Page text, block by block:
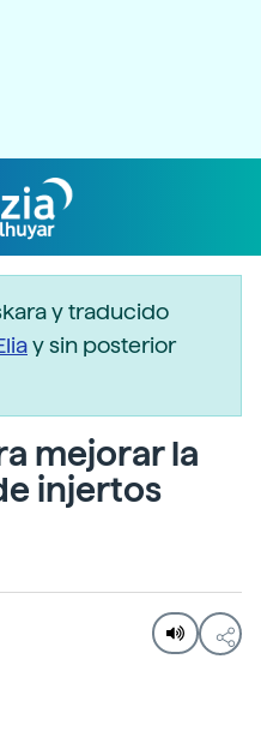
y traducido
y sin posterior
mejorar la
injertos